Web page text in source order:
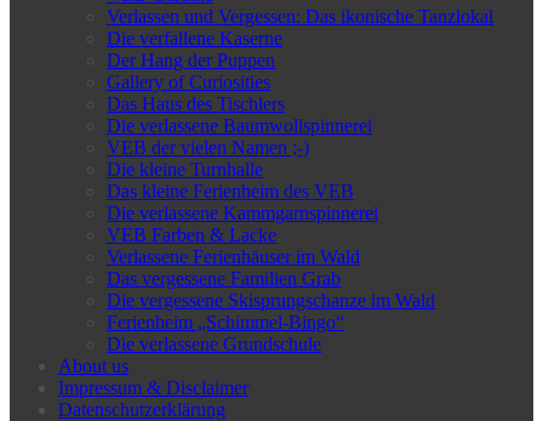
Verlassen und Vergessen: Das ikonische Tanzlokal
Die verfallene Kaserne
Der Hang der Puppen
Gallery of Curiosities
Das Haus des Tischlers
Die verlassene Baumwollspinnerei
VEB der vielen Namen ;-)
Die kleine Turnhalle
Das kleine Ferienheim des VEB
Die verlassene Kammgarnspinnerei
VEB Farben & Lacke
Verlassene Ferienhäuser im Wald
Das vergessene Familien Grab
Die vergessene Skisprungschanze im Wald
Ferienheim „Schimmel-Bingo“
Die verlassene Grundschule
About us
Impressum & Disclaimer
Datenschutzerklärung